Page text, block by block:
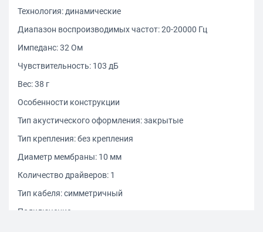
Технология: динамические
Диапазон воспроизводимых частот: 20-20000 Гц
Импеданс: 32 Ом
Чувствительность: 103 дБ
Вес: 38 г
Особенности конструкции
Тип акустического оформления: закрытые
Тип крепления: без крепления
Диаметр мембраны: 10 мм
Количество драйверов: 1
Тип кабеля: симметричный
Подключение